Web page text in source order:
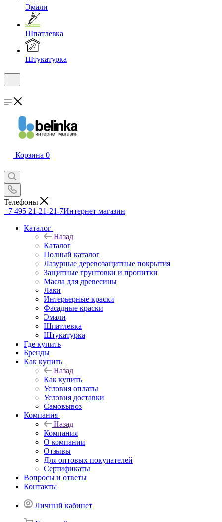
Эмали
Шпатлевка
Штукатурка
Корзина 0
Телефоны
+7 495 21-21-21-7Интернет магазин
Каталог
Назад
Каталог
Полный каталог
Лазурные деревозащитные покрытия
Защитные грунтовки и пропитки
Масла для древесины
Лаки
Интерьерные краски
Фасадные краски
Эмали
Шпатлевка
Штукатурка
Где купить
Бренды
Как купить
Назад
Как купить
Условия оплаты
Условия доставки
Самовывоз
Компания
Назад
Компания
О компании
Отзывы
Для оптовых покупателей
Сертификаты
Вопросы и ответы
Контакты
Личный кабинет